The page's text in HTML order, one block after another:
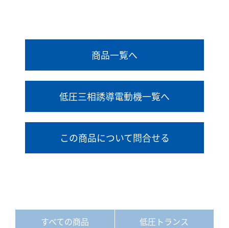
商品一覧へ
低圧三相誘導電動機一覧へ
この商品について問合せる
すべての商品 低圧トランス